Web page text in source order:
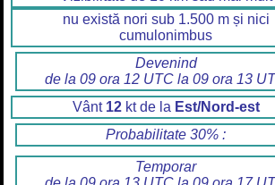
nu există nori sub 1.500 m și nici
cumulonimbus
Devenind
de la 09 ora 12 UTC la 09 ora 13
Vânt 12kt de la Est/Nord-est
Probabilitate 30% :
Temporar